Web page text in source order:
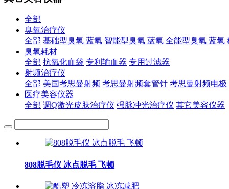
全部
臭氧治疗仪
全部 基础型臭氧 蓝氧 智能型臭氧 蓝氧 全能型臭氧 蓝氧
臭氧耗材
全部 抗氧化血袋 专利输血器 专用过滤器
射频治疗仪
全部 美国考思曼射频 考思曼射频套管针 考思曼射频电极
医疗美容仪器
全部 调Q激光皮肤治疗仪 强脉冲光治疗仪 其它美容仪器
808脱毛仪 冰点脱毛 飞顿